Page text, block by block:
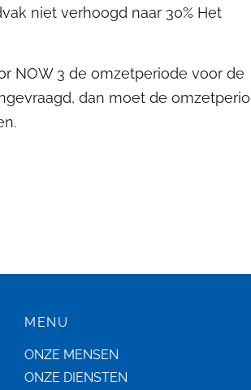
niet verhoogd naar 30% Het
NOW 3 de omzetperiode voor de
dan moet de
MENU
ONZE MENSEN
ONZE DIENSTEN